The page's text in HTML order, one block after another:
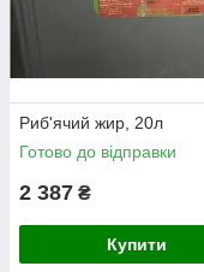
Риб'ячий жир, 20л
Готово до відправки
2 387 ₴
Купити